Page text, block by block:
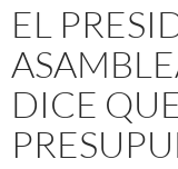
EL
DICE